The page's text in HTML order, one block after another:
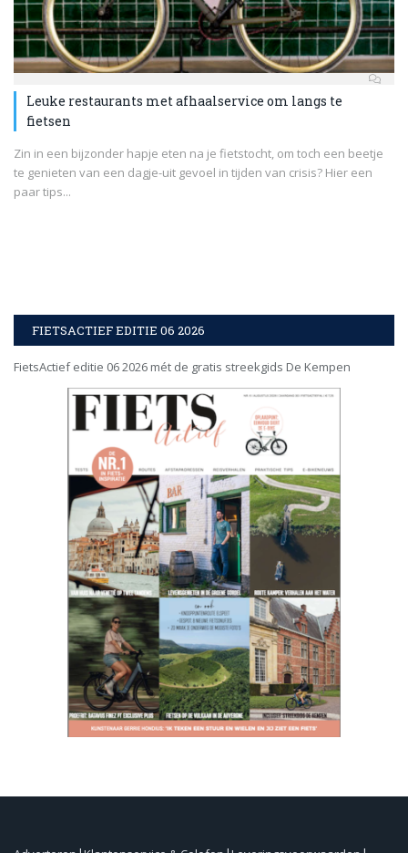
Leuke restaurants met afhaalservice om langs te
fietsen
Zin in een bijzonder hapje eten na je fietstocht, om toch een beetje
te genieten van een dagje-uit gevoel in tijden van crisis? Hier een
paar tips...
FIETSACTIEF EDITIE 06 2026
FietsActief editie 06 2026 mét de gratis streekgids De Kempen